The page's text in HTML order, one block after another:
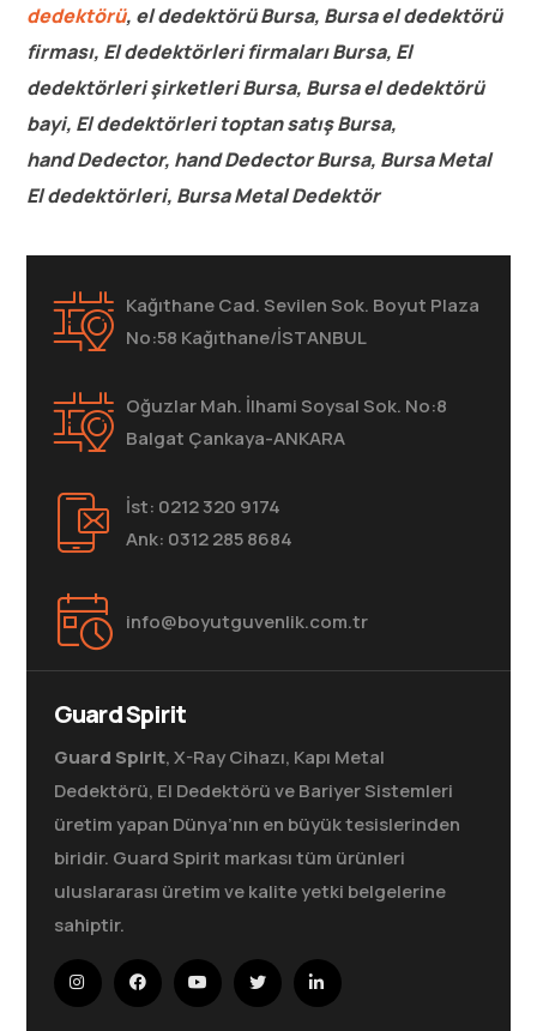
dedektörü, el dedektörü Bursa, Bursa el dedektörü
firması, El dedektörleri firmaları Bursa, El
dedektörleri şirketleri Bursa, Bursa el dedektörü
bayi, El dedektörleri toptan satış Bursa,
hand Dedector, hand Dedector Bursa, Bursa Metal
El dedektörleri, Bursa Metal Dedektör
Kağıthane Cad. Sevilen Sok. Boyut Plaza
No:58 Kağıthane/İSTANBUL
Oğuzlar Mah. İlhami Soysal Sok. No:8
Balgat Çankaya-ANKARA
İst: 0212 320 9174
Ank: 0312 285 8684
info@boyutguvenlik.com.tr
Guard Spirit
Guard Spirit, X-Ray Cihazı, Kapı Metal
Dedektörü, El Dedektörü ve Bariyer Sistemleri
üretim yapan Dünya’nın en büyük tesislerinden
biridir. Guard Spirit markası tüm ürünleri
uluslararası üretim ve kalite yetki belgelerine
sahiptir.